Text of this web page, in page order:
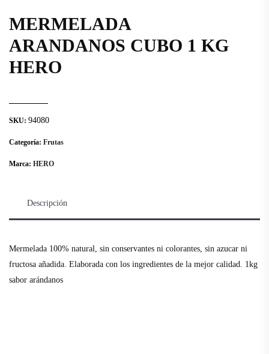
MERMELADA
ARANDANOS CUBO 1 KG
HERO
SKU: 94080
Categoría: Frutas
Marca: HERO
Descripción
Mermelada 100% natural, sin conservantes ni colorantes, sin azucar ni
fructosa añadida. Elaborada con los ingredientes de la mejor calidad. 1kg
sabor arándanos